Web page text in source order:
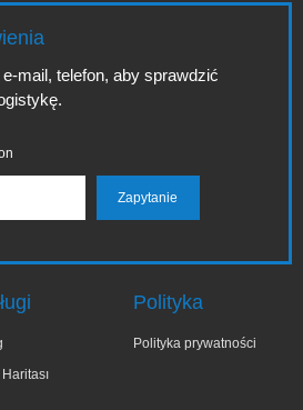
mail, telefon, aby sprawdzić
Polityka
Polityka prywatności